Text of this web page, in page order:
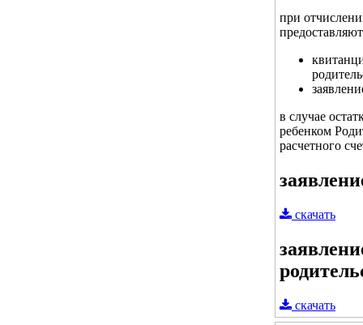
при
в случае
ребенком
расчетного
скачать
скачать